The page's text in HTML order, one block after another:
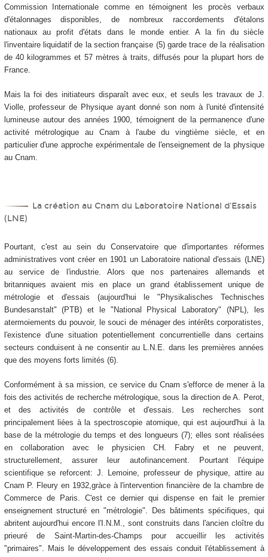
Commission Internationale comme en témoignent les procès verbaux
d'étalonnages disponibles, de nombreux raccordements d'étalons
nationaux au profit d'états dans le monde entier. A la fin du siècle
l'inventaire liquidatif de la section française (5) garde trace de la réalisation
de 40 kilogrammes et 57 mètres à traits, diffusés pour la plupart hors de
France.
Mais la foi des initiateurs disparaît avec eux, et seuls les travaux de J.
Violle, professeur de Physique ayant donné son nom à l'unité d'intensité
lumineuse autour des années 1900, témoignent de la permanence d'une
activité métrologique au Cnam à l'aube du vingtième siècle, et en
particulier d'une approche expérimentale de l'enseignement de la physique
au Cnam.
La création au Cnam du Laboratoire National d'Essais
(LNE)
Pourtant, c'est au sein du Conservatoire que d'importantes réformes
administratives vont créer en 1901 un Laboratoire national d'essais (LNE)
au service de l'industrie. Alors que nos partenaires allemands et
britanniques avaient mis en place un grand établissement unique de
métrologie et d'essais (aujourd'hui le "Physikalisches Technisches
Bundesanstalt" (PTB) et le "National Physical Laboratory" (NPL), les
atermoiements du pouvoir, le souci de ménager des intérêts corporatistes,
l'existence d'une situation potentiellement concurrentielle dans certains
secteurs conduisent à ne consentir au L.N.E. dans les premières années
que des moyens forts limités (6).
Conformément à sa mission, ce service du Cnam s'efforce de mener à la
fois des activités de recherche métrologique, sous la direction de A. Perot,
et des activités de contrôle et d'essais. Les recherches sont
principalement liées à la spectroscopie atomique, qui est aujourd'hui à la
base de la métrologie du temps et des longueurs (7); elles sont réalisées
en collaboration avec le physicien CH. Fabry et ne peuvent,
structurellement, assurer leur autofinancement. Pourtant l'équipe
scientifique se reforcent: J. Lemoine, professeur de physique, attire au
Cnam P. Fleury en 1932,gràce à l'intervention financière de la chambre de
Commerce de Paris. C'est ce dernier qui dispense en fait le premier
enseignement structuré en "métrologie". Des bâtiments spécifiques, qui
abritent aujourd'hui encore l'I.N.M., sont construits dans l'ancien cloître du
prieuré de Saint-Martin-des-Champs pour accueillir les activités
"primaires". Mais le développement des essais conduit l'établissement à